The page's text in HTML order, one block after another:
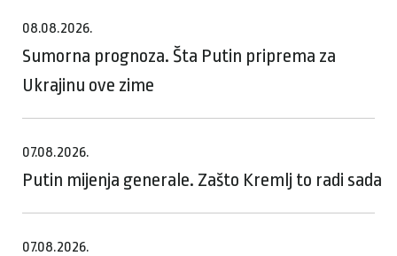
08.08.2026.
Sumorna prognoza. Šta Putin priprema za
Ukrajinu ove zime
07.08.2026.
Putin mijenja generale. Zašto Kremlj to radi sada
07.08.2026.